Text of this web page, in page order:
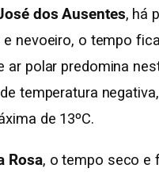
dos Ausentes, há
e nevoeiro, o tempo
ar polar predomina
temperatura
de 13ºC.
Rosa, o tempo seco e